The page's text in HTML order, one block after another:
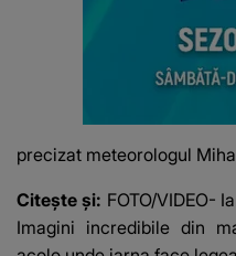
precizat meteorologul
Citește și: FOTO/VIDEO-
Imagini incredibile din